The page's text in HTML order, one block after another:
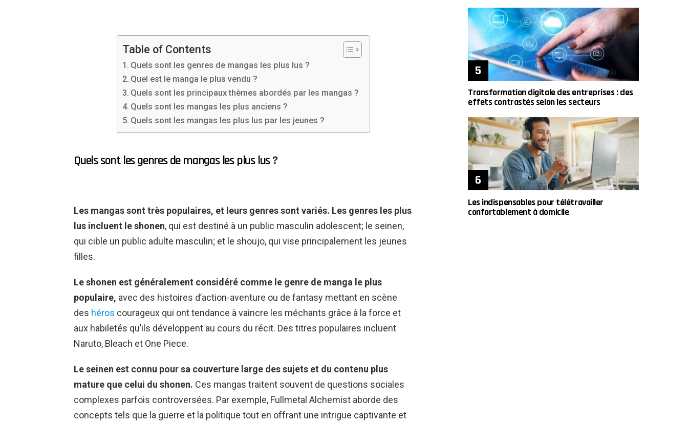
Table of Contents
Quels sont les genres de mangas les plus lus ?
Quel est le manga le plus vendu ?
Quels sont les principaux thèmes abordés par les mangas ?
Quels sont les mangas les plus anciens ?
Quels sont les mangas les plus lus par les jeunes ?
Quels sont les genres de mangas les plus lus ?
Les mangas sont très populaires, et leurs genres sont variés. Les genres les plus
lus incluent le shonen, qui est destiné à un public masculin adolescent; le seinen,
qui cible un public adulte masculin; et le shoujo, qui vise principalement les jeunes
filles.
Le shonen est généralement considéré comme le genre de manga le plus
populaire, avec des histoires d’action-aventure ou de fantasy mettant en scène
des héros courageux qui ont tendance à vaincre les méchants grâce à la force et
aux habiletés qu’ils développent au cours du récit. Des titres populaires incluent
Naruto, Bleach et One Piece.
Le seinen est connu pour sa couverture large des sujets et du contenu plus
mature que celui du shonen. Ces mangas traitent souvent de questions sociales
complexes parfois controversées. Par exemple, Fullmetal Alchemist aborde des
concepts tels que la guerre et la politique tout en offrant une intrigue captivante et
Transformation digitale des entreprises : des
effets contrastés selon les secteurs
Les indispensables pour télétravailler
confortablement à domicile